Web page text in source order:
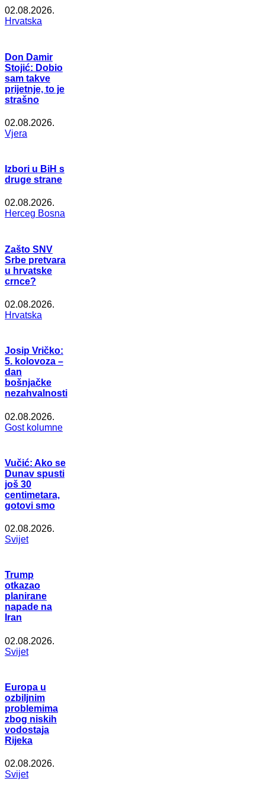
02.08.2026.
Hrvatska
Don Damir
Stojić: Dobio
sam takve
prijetnje, to je
strašno
02.08.2026.
Vjera
Izbori u BiH s
druge strane
02.08.2026.
Herceg Bosna
Zašto SNV
Srbe pretvara
u hrvatske
crnce?
02.08.2026.
Hrvatska
Josip Vričko:
5. kolovoza –
dan
bošnjačke
nezahvalnosti
02.08.2026.
Gost kolumne
Vučić: Ako se
Dunav spusti
još 30
centimetara,
gotovi smo
02.08.2026.
Svijet
Trump
otkazao
planirane
napade na
Iran
02.08.2026.
Svijet
Europa u
ozbiljnim
problemima
zbog niskih
vodostaja
Rijeka
02.08.2026.
Svijet